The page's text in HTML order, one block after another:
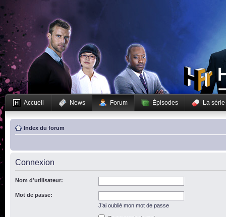
Accueil News Forum Épisodes La série
Index du forum
Connexion
Nom d’utilisateur:
Mot de passe:
J’ai oublié mon mot de passe